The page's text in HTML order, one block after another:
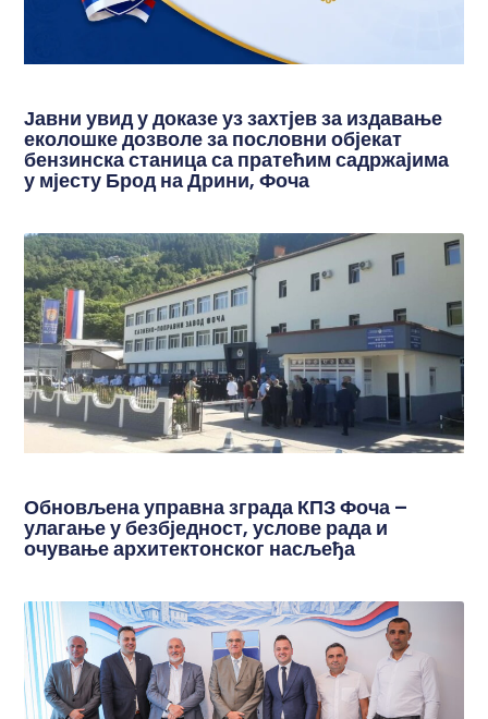
Јавни увид у доказе уз захтјев за издавање
еколошке дозволе за пословни објекат
бензинска станица са пратећим садржајима
у мјесту Брод на Дрини, Фоча
Обновљена управна зграда КПЗ Фоча –
улагање у безбједност, услове рада и
очување архитектонског насљеђа